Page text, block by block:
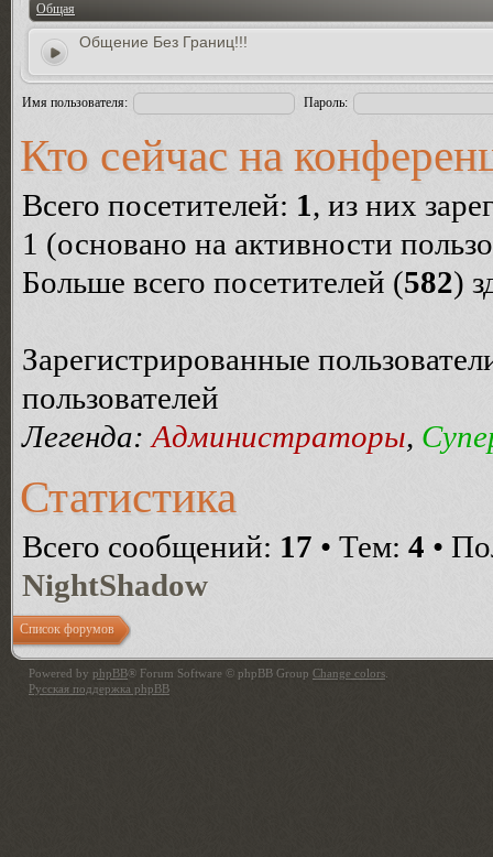
Общая
Общение Без Границ!!!
Имя пользователя: Пароль:
Кто сейчас на
Всего посетителей: 1, из них
1 (основано на активности
Больше всего посетителей (582)
Зарегистрированные
пользователей
Легенда: Администраторы,
Статистика
Всего сообщений: 17 • Тем: 4 •
NightShadow
Список форумов
Powered by phpBB® Forum Software © phpBB Group Change colors
Русская поддержка phpBB